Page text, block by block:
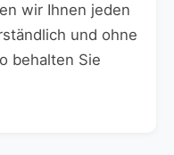
wir Ihnen jeden
und ohne
behalten Sie